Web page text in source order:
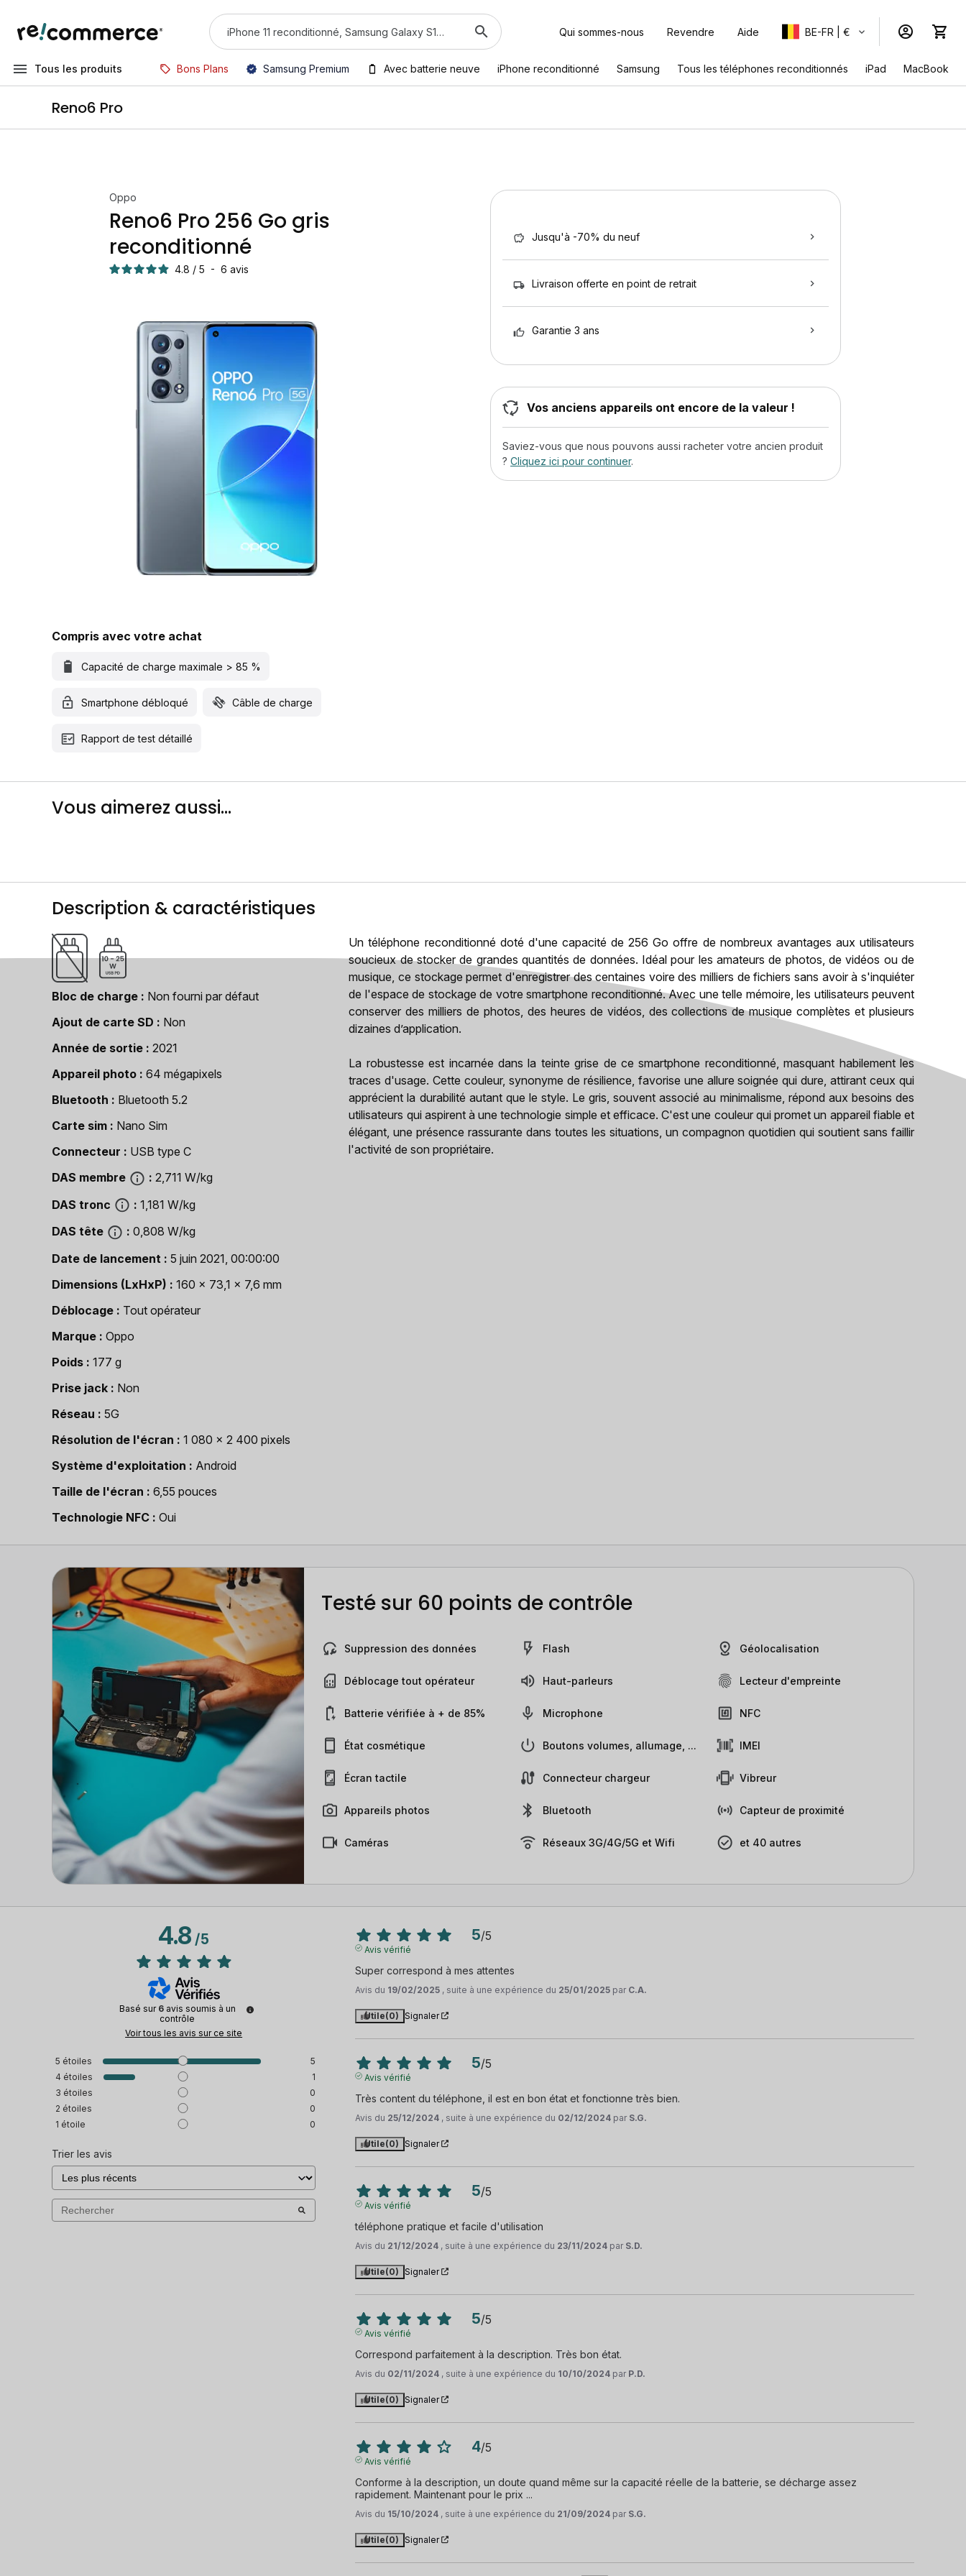
Qui sommes-nous Revendre Aide BE-FR | €
Tous les produits Bons Plans Samsung Premium Avec batterie neuve iPhone reconditionné Samsung Tous les téléphones reconditionnés iPad MacBook
Reno6 Pro
Oppo
Reno6 Pro 256 Go gris
reconditionné
4.8 / 5 - 6 avis
Compris avec votre achat
Capacité de charge maximale > 85 %
Smartphone débloqué Câble de charge
Rapport de test détaillé
Jusqu'à -70% du neuf
Livraison offerte en point de retrait
Garantie 3 ans
Vos anciens appareils ont encore de la valeur !
Saviez-vous que nous pouvons aussi racheter votre ancien produit
? Cliquez ici pour continuer.
Vous aimerez aussi...
Description & caractéristiques
Bloc de charge
Non fourni par défaut
Ajout de carte SD
Non
Année de sortie
2021
Appareil photo
64 mégapixels
Bluetooth
Bluetooth 5.2
Carte sim
Nano Sim
Connecteur
USB type C
DAS membre
2,711 W/kg
DAS tronc
1,181 W/kg
DAS tête
0,808 W/kg
Date de lancement
5 juin 2021, 00:00:00
Dimensions (LxHxP)
160 x 73,1 x 7,6 mm
Déblocage
Tout opérateur
Marque
Oppo
Poids
177 g
Prise jack
Non
Réseau
5G
Résolution de l'écran
1 080 x 2 400 pixels
Système d'exploitation
Android
Taille de l'écran
6,55 pouces
Technologie NFC
Oui
Un téléphone reconditionné doté d'une capacité de 256 Go offre de nombreux avantages aux utilisateurs
soucieux de stocker de grandes quantités de données. Idéal pour les amateurs de photos, de vidéos ou de
musique, ce stockage permet d'enregistrer des centaines voire des milliers de fichiers sans avoir à s'inquiéter
de l'espace de stockage de votre smartphone reconditionné. Avec une telle mémoire, les utilisateurs peuvent
conserver des milliers de photos, des heures de vidéos, des collections de musique complètes et plusieurs
dizaines d’application.
La robustesse est incarnée dans la teinte grise de ce smartphone reconditionné, masquant habilement les
traces d'usage. Cette couleur, synonyme de résilience, favorise une allure soignée qui dure, attirant ceux qui
apprécient la durabilité autant que le style. Le gris, souvent associé au minimalisme, répond aux besoins des
utilisateurs qui aspirent à une technologie simple et efficace. C'est une couleur qui promet un appareil fiable et
élégant, une présence rassurante dans toutes les situations, un compagnon quotidien qui soutient sans faillir
l'activité de son propriétaire.
Testé sur 60 points de contrôle
Suppression des données
Déblocage tout opérateur
Batterie vérifiée à + de 85%
État cosmétique
Écran tactile
Appareils photos
Caméras
Flash
Haut-parleurs
Microphone
Boutons volumes, allumage, ...
Connecteur chargeur
Bluetooth
Réseaux 3G/4G/5G et Wifi
Géolocalisation
Lecteur d'empreinte
NFC
IMEI
Vibreur
Capteur de proximité
et 40 autres
4.8/5
Basé sur 6 avis soumis à un
contrôle
Voir tous les avis sur ce site
5 étoiles
5
4 étoiles
1
3 étoiles
0
2 étoiles
0
1 étoile 0
Trier les avis
5/5
Avis vérifié
Super correspond à mes attentes
Avis du 19/02/2025 , suite à une expérience du 25/01/2025 par C.A.
Utile(0) Signaler
5/5
Avis vérifié
Très content du téléphone, il est en bon état et fonctionne très bien.
Avis du 25/12/2024 , suite à une expérience du 02/12/2024 par S.G.
Utile(0) Signaler
5/5
Avis vérifié
téléphone pratique et facile d'utilisation
Avis du 21/12/2024 , suite à une expérience du 23/11/2024 par S.D.
Utile(0) Signaler
5/5
Avis vérifié
Correspond parfaitement à la description. Très bon état.
Avis du 02/11/2024 , suite à une expérience du 10/10/2024 par P.D.
Utile(0) Signaler
4/5
Avis vérifié
Conforme à la description, un doute quand même sur la capacité réelle de la batterie, se décharge assez
rapidement. Maintenant pour le prix ...
Avis du 15/10/2024 , suite à une expérience du 21/09/2024 par S.G.
Utile(0) Signaler